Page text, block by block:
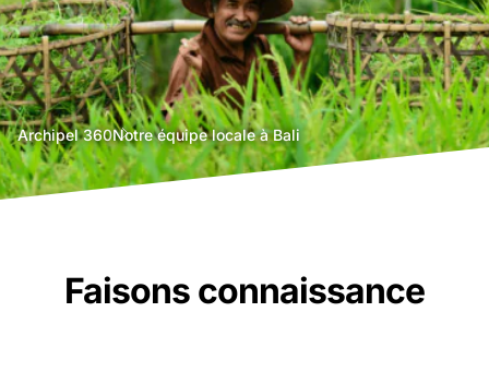
Archipel 360agence
voyage
bali
Notre équipe locale à Bali
Faisons connaissance